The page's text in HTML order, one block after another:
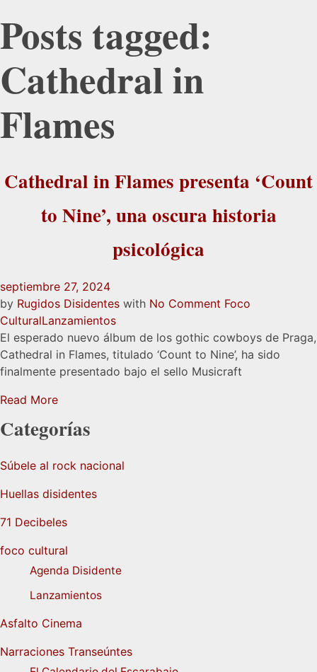
Posts tagged:
Cathedral in
Flames
Cathedral in Flames presenta ‘Count
to Nine’, una oscura historia
psicológica
septiembre 27, 2024
by Rugidos Disidentes with No Comment Foco
CulturalLanzamientos
El esperado nuevo álbum de los gothic cowboys de Praga,
Cathedral in Flames, titulado ‘Count to Nine’, ha sido
finalmente presentado bajo el sello Musicraft
Read More
Categorías
Súbele al rock nacional
Huellas disidentes
71 Decibeles
foco cultural
Agenda Disidente
Lanzamientos
Asfalto Cinema
Narraciones Transeúntes